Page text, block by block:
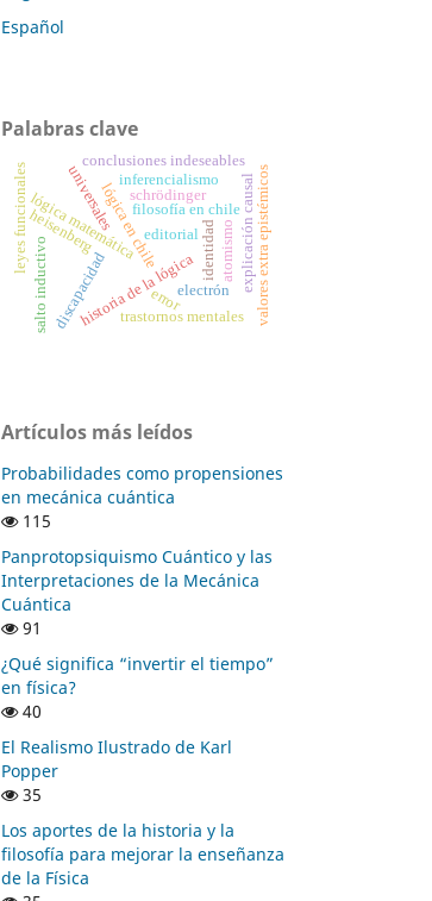
Español
Palabras clave
filosofía en chile
lógica en chile identidad
lógica matemática
historia de la lógica
error
explicación causal
trastornos mentales
discapacidad
universales
leyes funcionales valores extra epistémicos
conclusiones indeseables
electrón
atomismo
heisenberg
schrödinger
editorial
salto inductivo
inferencialismo
Artículos más leídos
Probabilidades como propensiones
en mecánica cuántica
115
Panprotopsiquismo Cuántico y las
Interpretaciones de la Mecánica
Cuántica
91
¿Qué significa “invertir el tiempo”
en física?
40
El Realismo Ilustrado de Karl
Popper
35
Los aportes de la historia y la
filosofía para mejorar la enseñanza
de la Física